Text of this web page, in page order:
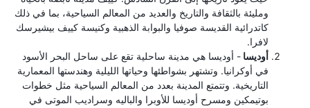
ومليئة بالثقافة والتاريخ والعديد من المعالم السياحية، بما في ذلك
كاتدرائية القديسة صوفيا والبوابة الذهبية وكنيسة كييف بيشيرسك
لافرا.
أوديسا - أوديسا هي مدينة ساحلية تقع على ساحل البحر الأسود
في أوكرانيا. وتشتهر بشواطئها وحياتها الليلية وهندستها المعمارية
التاريخية. وتتمتع المدينة بعدد من المعالم السياحية مثل خطوات
بوتيمكين ومسرح أوديسا للأوبرا والباليه وسراديب الموتى في